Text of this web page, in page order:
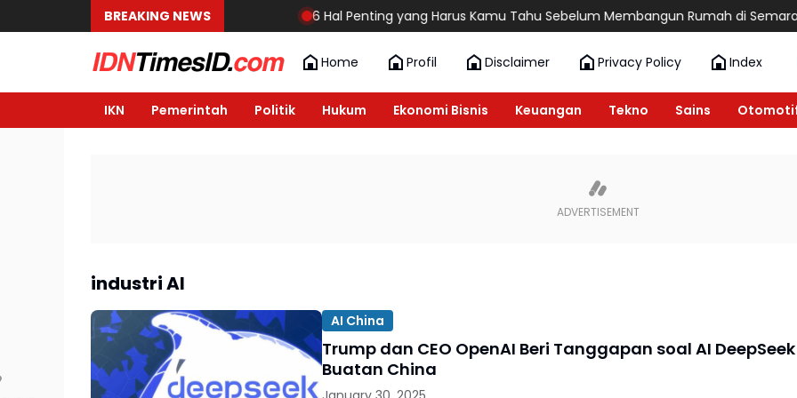
BREAKING NEWS 6 Hal Penting yang Harus Kamu Tahu Sebelum Membangun Rumah di Semarang
Home Profil Disclaimer Privacy Policy Index
IKN Pemerintah Politik Hukum Ekonomi Bisnis Keuangan Tekno Sains
industri AI
AI China
Trump dan CEO OpenAI Beri Tanggapan soal AI DeepSeek
Buatan China